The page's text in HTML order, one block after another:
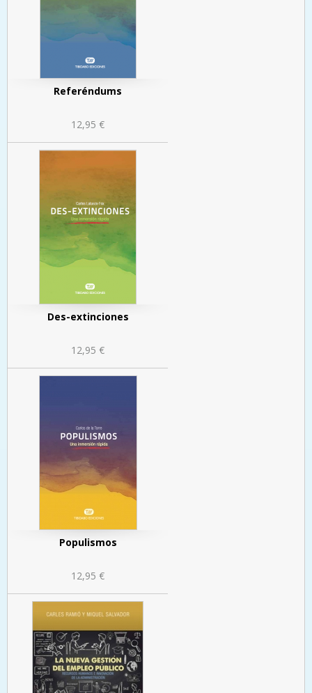
Referéndums
12,95 €
Des-extinciones
12,95 €
Populismos
12,95 €